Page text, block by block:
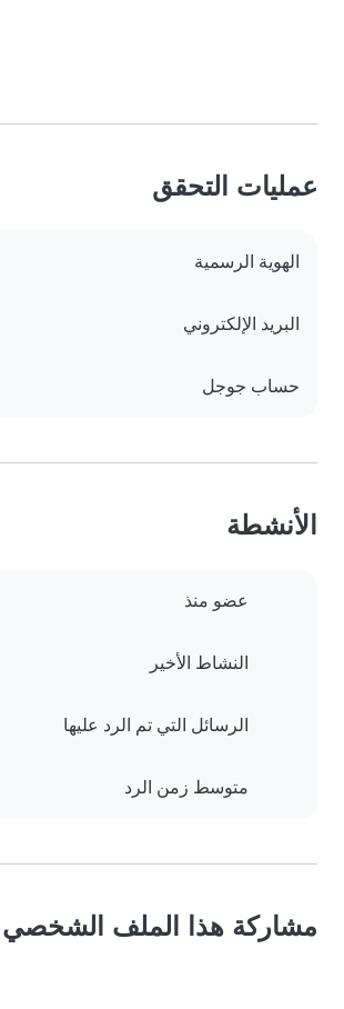
عمليات التحقق
الهوية الرسمية
البريد الإلكتروني
حساب جوجل
الأنشطة
عضو منذ
النشاط الأخير
الرسائل التي تم الرد عليها
متوسط زمن الرد
مشاركة هذا الملف الشخصي